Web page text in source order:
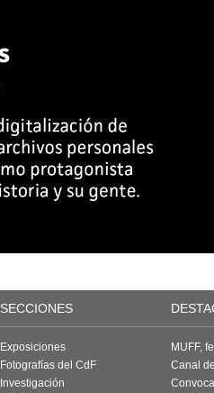
SECCIONES
Exposiciones
Fotografías del CdF
Investigación
MUFF,
Canal